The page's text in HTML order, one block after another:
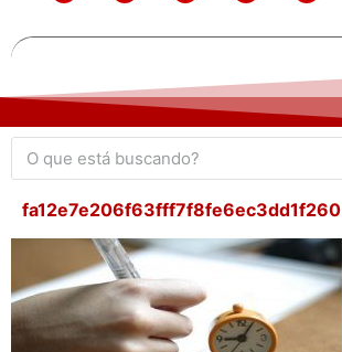
fa12e7e206f63fff7f8fe6ec3dd1f260